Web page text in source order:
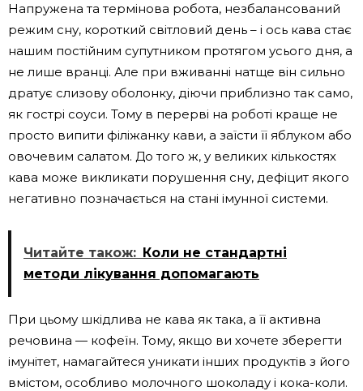
Напружена та термінова робота, незбалансований
режим сну, короткий світловий день – і ось кава стає
нашим постійним супутником протягом усього дня, а
не лише вранці. Але при вживанні натще він сильно
дратує слизову оболонку, діючи приблизно так само,
як гострі соуси. Тому в перерві на роботі краще не
просто випити філіжанку кави, а заїсти її яблуком або
овочевим салатом. До того ж, у великих кількостях
кава може викликати порушення сну, дефіцит якого
негативно позначається на стані імунної системи.
Читайте також: Коли не стандартні
методи лікування допомагають
При цьому шкідлива не кава як така, а її активна
речовина — кофеїн. Тому, якщо ви хочете зберегти
імунітет, намагайтеся уникати інших продуктів з його
вмістом, особливо молочного шоколаду і кока-коли.